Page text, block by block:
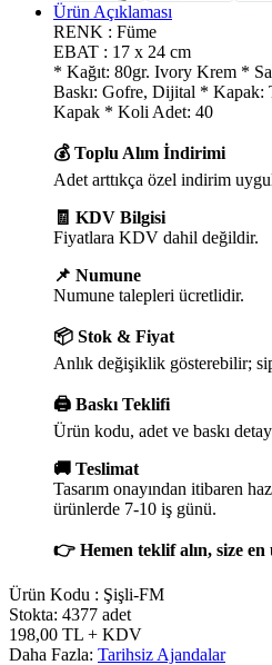
Ürün Açıklaması
RENK : Füme
EBAT : 17 x 24 cm
* Kağıt: 80gr. Ivory Krem *
Baskı: Gofre, Dijital * Kapak:
Kapak * Koli Adet: 40
💰 Toplu Alım İndirimi
Adet arttıkça özel indirim
🧾 KDV Bilgisi
Fiyatlara KDV dahil değildir.
📌 Numune
Numune talepleri ücretlidir.
📦 Stok & Fiyat
Anlık değişiklik gösterebilir;
🖨️ Baskı Teklifi
Ürün kodu, adet ve baskı
🚚 Teslimat
Tasarım onayından itibaren
ürünlerde 7-10 iş günü.
👉 Hemen teklif alın, size en
Ürün Kodu : Şişli-FM
Stokta: 4377 adet
198,00 TL + KDV
Daha Fazla: Tarihsiz Ajandalar